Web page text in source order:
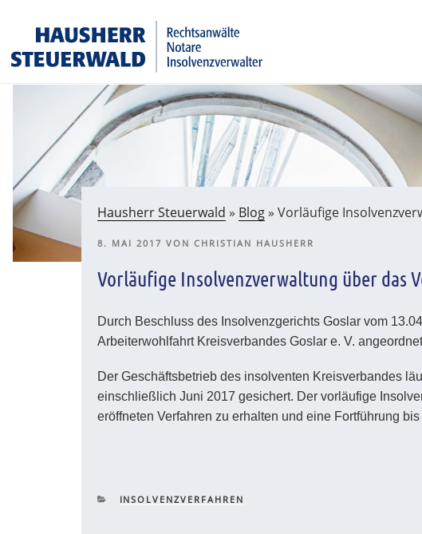
springen
Hausherr Steuerwald » Blog » Vorläufige
VERÖFFENTLICHT
8. MAI 2017 VON CHRISTIAN HAUSHERR
Vorläufige Insolvenzverwaltung über das
Durch Beschluss des Insolvenzgerichts Goslar vom
Arbeiterwohlfahrt Kreisverbandes Goslar e. V.
Der Geschäftsbetrieb des insolventen Kreisverbandes
einschließlich Juni 2017 gesichert. Der vorläufige
eröffneten Verfahren zu erhalten und eine Fortführung
KATEGORIEN
INSOLVENZVERFAHREN